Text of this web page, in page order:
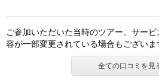
ご参加いただいた当時のツアー、サー
容が一部変更されている場合もございま
全ての口コミを見